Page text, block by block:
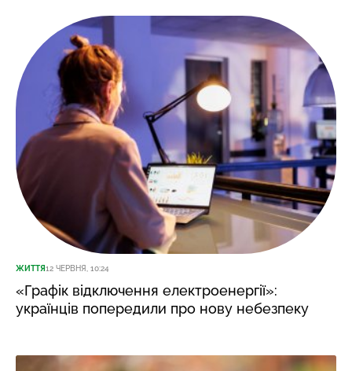
ЖИТТЯ12 ЧЕРВНЯ, 10:24
«Графік відключення електроенергії»:
українців попередили про нову небезпеку